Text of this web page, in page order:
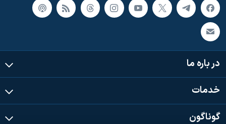
در باره ما
خدمات
گوناگون